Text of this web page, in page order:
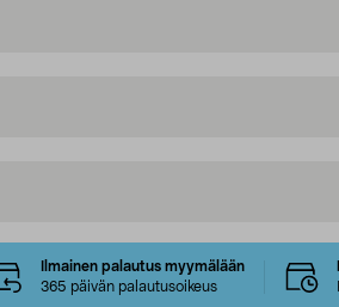
Ilmainen palautus myymälään
365 päivän palautusoikeus